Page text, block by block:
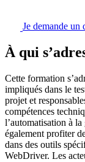
Je demande un
À qui
Cette formation
impliqués dans le
projet et
compétences
l’automatisation à
également profiter
dans des outils
WebDriver. Les